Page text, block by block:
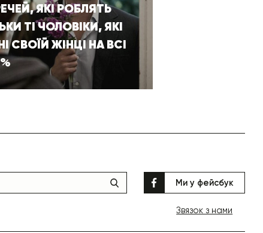
ЯКІ РОБЛЯТЬ
ТІ ЧОЛОВІКИ, ЯКІ
СВОЇЙ ЖІНЦІ НА ВСІ
Ми у фейсбук
Звязок з нами